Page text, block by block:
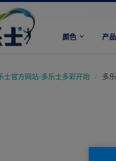
颜色 产品
士官方网站-多乐士多彩开始 多